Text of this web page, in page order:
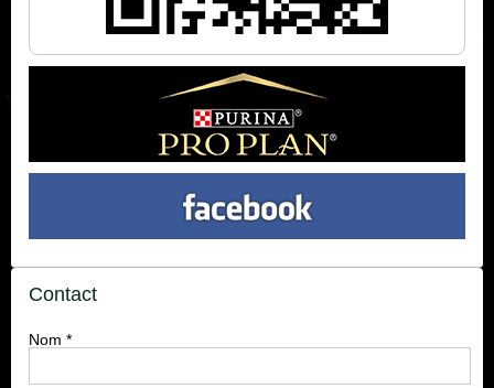
Contact
Nom *